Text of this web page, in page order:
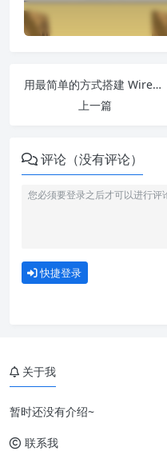
用最简单的方式搭建 Wireguard
上一篇
评论（没有评论）
快捷登录
关于我
暂时还没有介绍~
联系我